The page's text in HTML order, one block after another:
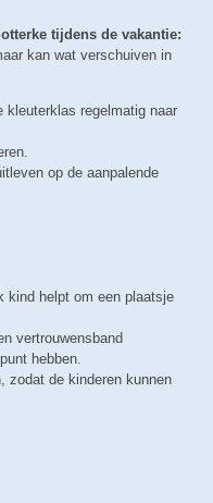
tijdens de vakantie:
kan wat verschuiven in
kleuterklas regelmatig naar
op de aanpalende
kind helpt om een plaatsje
vertrouwensband
hebben.
zodat de kinderen kunnen